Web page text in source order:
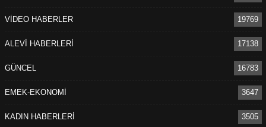
VİDEO HABERLER 19769
ALEVİ HABERLERİ 17138
GÜNCEL 16783
EMEK-EKONOMİ 3647
KADIN HABERLERİ 3505